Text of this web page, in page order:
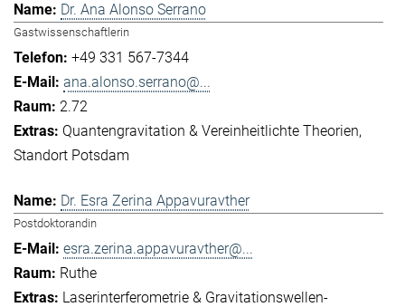
Dr. Ana Alonso Serrano
Gastwissenschaftlerin
+49 331 567-7344
ana.alonso.serrano@...
2.72
Quantengravitation & Vereinheitlichte Theorien
Standort Potsdam
Dr. Esra Zerina Appavuravther
Postdoktorandin
esra.zerina.appavuravther@...
Ruthe
Laserinterferometrie & Gravitationswellen-